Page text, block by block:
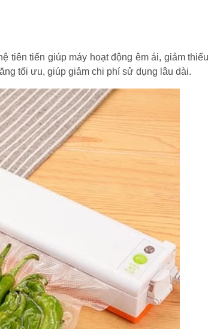
tiên tiến giúp máy hoạt động êm ái, giảm thiểu
tối ưu, giúp giảm chi phí sử dụng lâu dài.